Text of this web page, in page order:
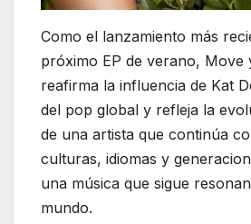
Como el lanzamiento más
próximo EP de verano, Move
reafirma la influencia de Kat
del pop global y refleja la
de una artista que continúa
culturas, idiomas y
una música que sigue
mundo.